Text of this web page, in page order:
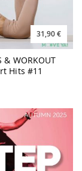
31,90 €
& WORKOUT
Hits #11